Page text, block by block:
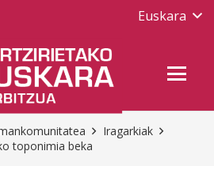
Euskara
Iragarkiak
toponimia beka